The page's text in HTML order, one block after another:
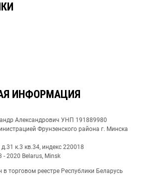
ИНФОРМАЦИЯ
Александрович УНП 191889980
Фрунзенского района г. Минска
к.3 кв.34, индекс 220018
2020 Belarus, Minsk
в торговом реестре Республики Беларусь